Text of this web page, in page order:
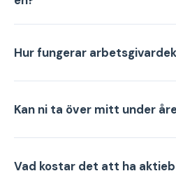
Hur fungerar
Kan ni ta över mitt under
Vad kostar det att ha